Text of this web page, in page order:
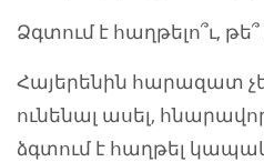
Ձգտում է հաղթելո՞ւ,
Հայերենին հարազատ
ունենալ ասել,
ձգտում է հաղթել